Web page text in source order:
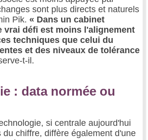
sont plus directs et naturels
Pik. « Dans un cabinet
vrai défi est moins l'alignement
techniques que celui du
et des niveaux de tolérance
t-il.
: data normée ou
si centrale aujourd'hui
du chiffre, diffère également d'une